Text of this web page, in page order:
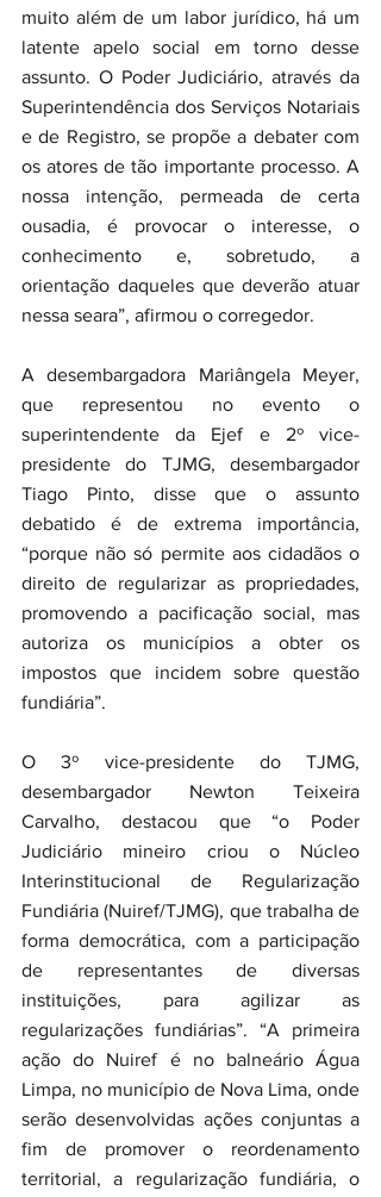
muito além de um labor jurídico, há um
latente apelo social em torno desse
assunto. O Poder Judiciário, através da
Superintendência dos Serviços Notariais
e de Registro, se propõe a debater com
os atores de tão importante processo. A
nossa intenção, permeada de certa
ousadia, é provocar o interesse, o
conhecimento e, sobretudo, a
orientação daqueles que deverão atuar
nessa seara”, afirmou o corregedor.
A desembargadora Mariângela Meyer,
que representou no evento o
superintendente da Ejef e 2º vice-
presidente do TJMG, desembargador
Tiago Pinto, disse que o assunto
debatido é de extrema importância,
“porque não só permite aos cidadãos o
direito de regularizar as propriedades,
promovendo a pacificação social, mas
autoriza os municípios a obter os
impostos que incidem sobre questão
fundiária”.
O 3º vice-presidente do TJMG,
desembargador Newton Teixeira
Carvalho, destacou que “o Poder
Judiciário mineiro criou o Núcleo
Interinstitucional de Regularização
Fundiária (Nuiref/TJMG), que trabalha de
forma democrática, com a participação
de representantes de diversas
instituições, para agilizar as
regularizações fundiárias”. “A primeira
ação do Nuiref é no balneário Água
Limpa, no município de Nova Lima, onde
serão desenvolvidas ações conjuntas a
fim de promover o reordenamento
territorial, a regularização fundiária, o